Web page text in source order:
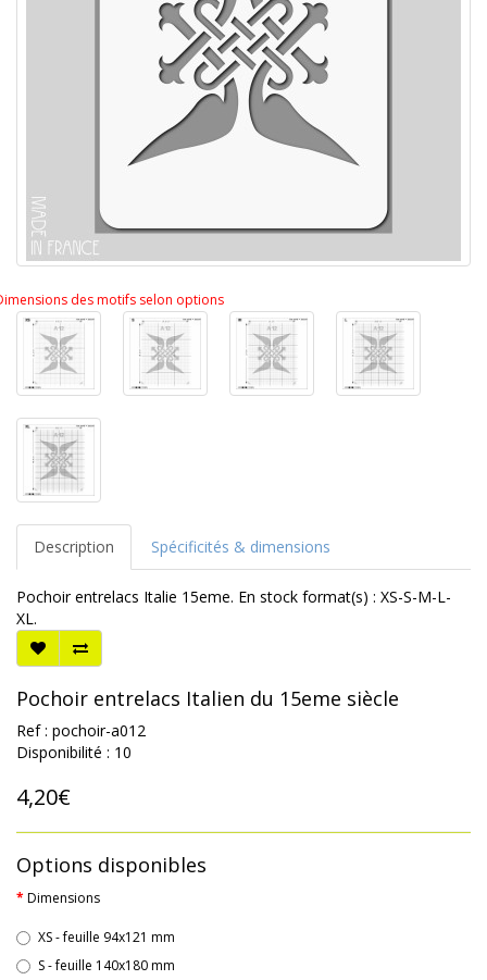
des motifs selon options
Description Spécificités & dimensions
Pochoir entrelacs Italie 15eme. En stock format(s) : XS-S-M-L-
XL.
Pochoir entrelacs Italien du 15eme siècle
Ref : pochoir-a012
Disponibilité : 10
4,20€
Options disponibles
Dimensions
XS - feuille 94x121 mm
S - feuille 140x180 mm